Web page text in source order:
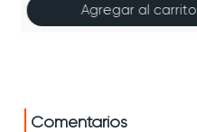
Agregar al carrito
Comentarios